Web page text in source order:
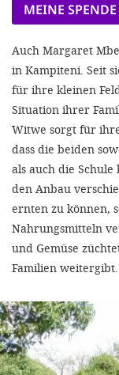
MEINE
Auch Margaret
in Kampiteni. Seit
für ihre kleinen
Situation ihrer
Witwe sorgt für
dass die beiden
als auch die
den Anbau
ernten zu können,
Nahrungsmitteln
und Gemüse
Familien weitergibt.